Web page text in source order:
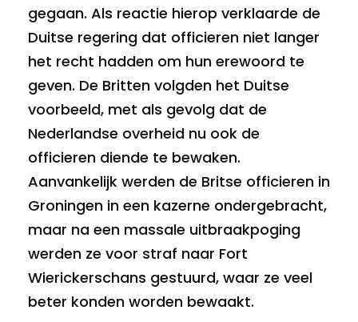
gegaan. Als reactie hierop verklaarde de
Duitse regering dat officieren niet langer
het recht hadden om hun erewoord te
geven. De Britten volgden het Duitse
voorbeeld, met als gevolg dat de
Nederlandse overheid nu ook de
officieren diende te bewaken.
Aanvankelijk werden de Britse officieren in
Groningen in een kazerne ondergebracht,
maar na een massale uitbraakpoging
werden ze voor straf naar Fort
Wierickerschans gestuurd, waar ze veel
beter konden worden bewaakt.